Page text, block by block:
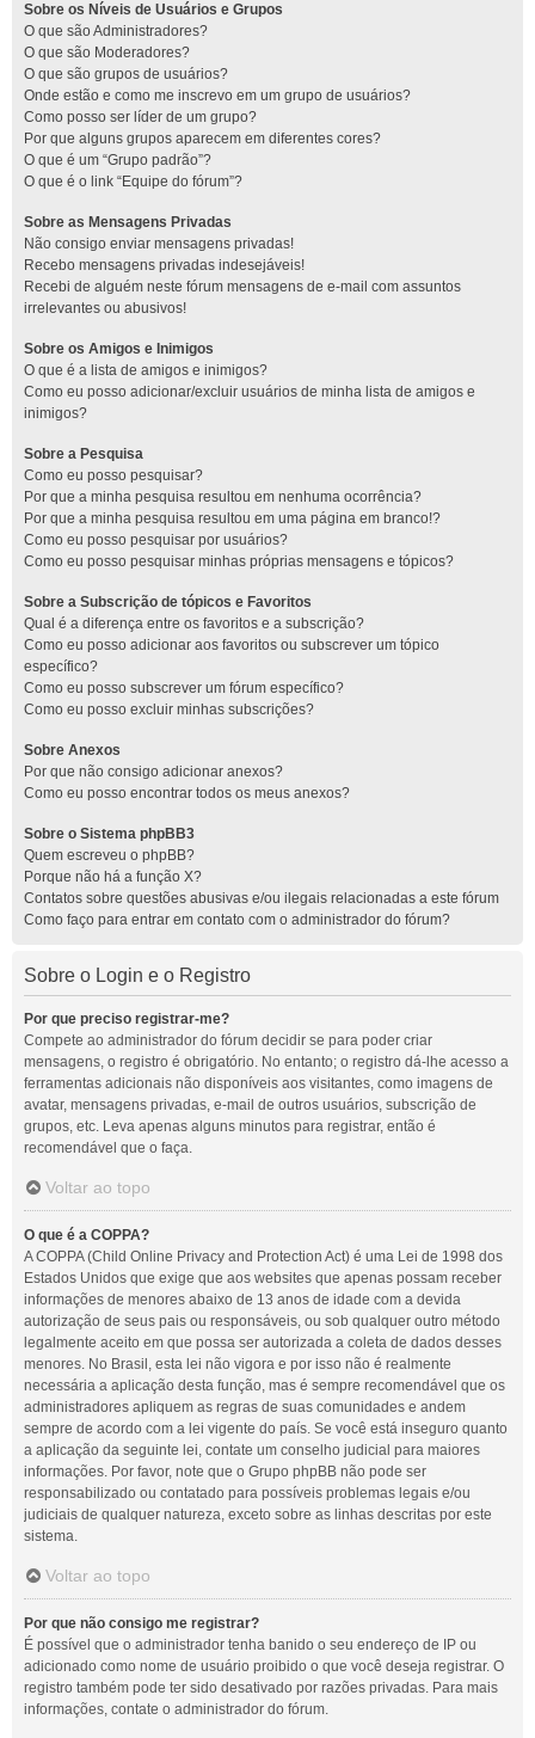
Sobre os Níveis de Usuários e Grupos
O que são Administradores?
O que são Moderadores?
O que são grupos de usuários?
Onde estão e como me inscrevo em um grupo de usuários?
Como posso ser líder de um grupo?
Por que alguns grupos aparecem em diferentes cores?
O que é um “Grupo padrão”?
O que é o link “Equipe do fórum”?
Sobre as Mensagens Privadas
Não consigo enviar mensagens privadas!
Recebo mensagens privadas indesejáveis!
Recebi de alguém neste fórum mensagens de e-mail com assuntos
irrelevantes ou abusivos!
Sobre os Amigos e Inimigos
O que é a lista de amigos e inimigos?
Como eu posso adicionar/excluir usuários de minha lista de amigos e
inimigos?
Sobre a Pesquisa
Como eu posso pesquisar?
Por que a minha pesquisa resultou em nenhuma ocorrência?
Por que a minha pesquisa resultou em uma página em branco!?
Como eu posso pesquisar por usuários?
Como eu posso pesquisar minhas próprias mensagens e tópicos?
Sobre a Subscrição de tópicos e Favoritos
Qual é a diferença entre os favoritos e a subscrição?
Como eu posso adicionar aos favoritos ou subscrever um tópico
específico?
Como eu posso subscrever um fórum específico?
Como eu posso excluir minhas subscrições?
Sobre Anexos
Por que não consigo adicionar anexos?
Como eu posso encontrar todos os meus anexos?
Sobre o Sistema phpBB3
Quem escreveu o phpBB?
Porque não há a função X?
Contatos sobre questões abusivas e/ou ilegais relacionadas a este fórum
Como faço para entrar em contato com o administrador do fórum?
Sobre o Login e o Registro
Por que preciso registrar-me?
Compete ao administrador do fórum decidir se para poder criar
mensagens, o registro é obrigatório. No entanto; o registro dá-lhe acesso a
ferramentas adicionais não disponíveis aos visitantes, como imagens de
avatar, mensagens privadas, e-mail de outros usuários, subscrição de
grupos, etc. Leva apenas alguns minutos para registrar, então é
recomendável que o faça.
Voltar ao topo
O que é a COPPA?
A COPPA (Child Online Privacy and Protection Act) é uma Lei de 1998 dos
Estados Unidos que exige que aos websites que apenas possam receber
informações de menores abaixo de 13 anos de idade com a devida
autorização de seus pais ou responsáveis, ou sob qualquer outro método
legalmente aceito em que possa ser autorizada a coleta de dados desses
menores. No Brasil, esta lei não vigora e por isso não é realmente
necessária a aplicação desta função, mas é sempre recomendável que os
administradores apliquem as regras de suas comunidades e andem
sempre de acordo com a lei vigente do país. Se você está inseguro quanto
a aplicação da seguinte lei, contate um conselho judicial para maiores
informações. Por favor, note que o Grupo phpBB não pode ser
responsabilizado ou contatado para possíveis problemas legais e/ou
judiciais de qualquer natureza, exceto sobre as linhas descritas por este
sistema.
Voltar ao topo
Por que não consigo me registrar?
É possível que o administrador tenha banido o seu endereço de IP ou
adicionado como nome de usuário proibido o que você deseja registrar. O
registro também pode ter sido desativado por razões privadas. Para mais
informações, contate o administrador do fórum.